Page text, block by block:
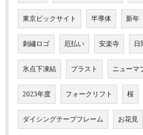
東京ビックサイト 半導体 新年
刺繡ロゴ 厄払い 安楽寺 日
氷点下凍結 ブラスト ニューマ
2023年度 フォークリフト 桜
ダイシングテープフレーム お花見